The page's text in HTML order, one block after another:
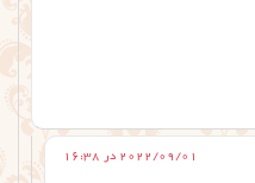
2022/09/01 در 16:38